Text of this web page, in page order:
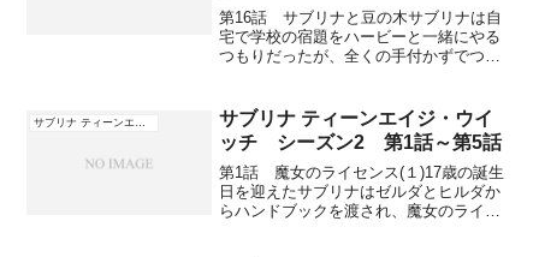
第16話 サブリナと豆の木サブリナは自
宅で学校の宿題をハービーと一緒にやる
つもりだったが、全くの手付かずでつい
のだが、レシピとは違った作り方をして
しまったためビーンズは...
サブリナ ティーンエイジ・ウイ
ッチ シーズン2 第1話～第5話
第1話 魔女のライセンス(１)17歳の誕生
日を迎えたサブリナはゼルダとヒルダか
らハンドブックを渡され、魔女のライセ